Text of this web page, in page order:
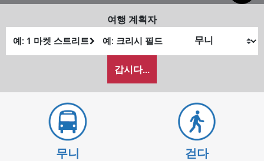
여행 계획자
가
여
갑시다...
무니 걷다